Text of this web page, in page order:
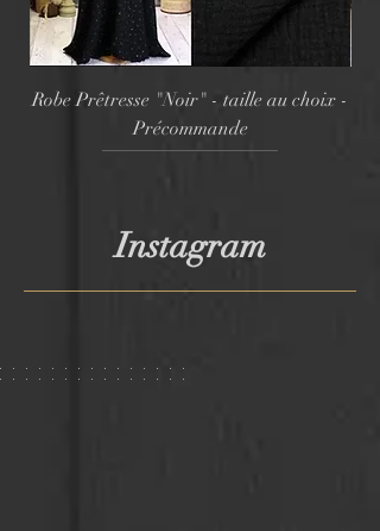
Robe Prêtresse "Noir" - taille au choix -
Précommande
Instagram